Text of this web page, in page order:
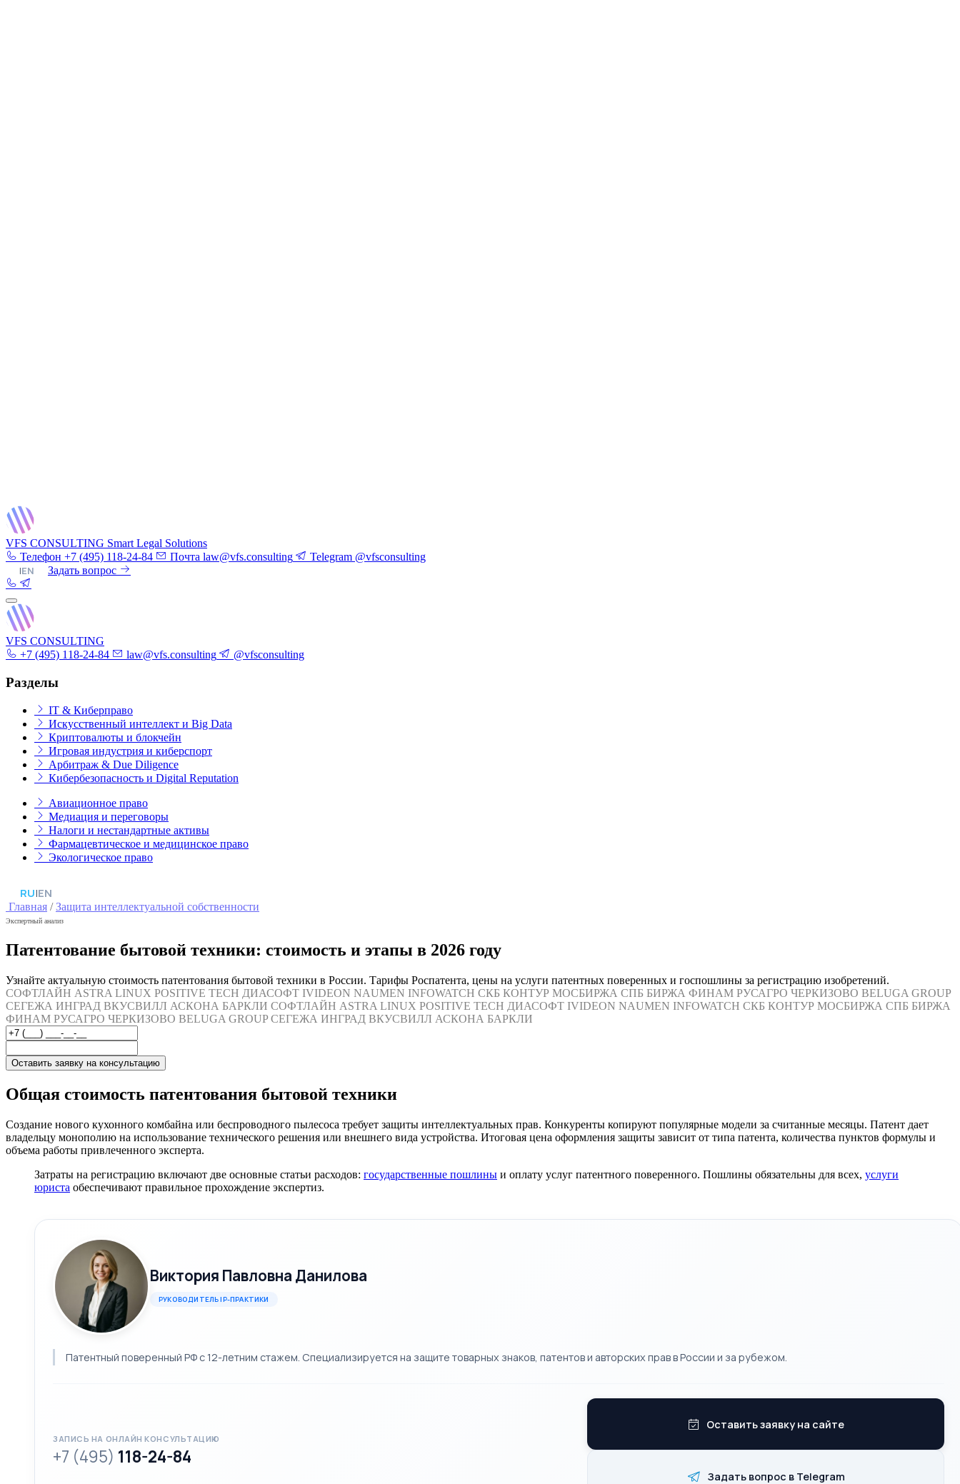
VFS CONSULTING Smart Legal Solutions
Телефон +7 (495) 118-24-84 Почта law@vfs.consulting Telegram @vfsconsulting
|EN Задать вопрос
VFS CONSULTING
+7 (495) 118-24-84
law@vfs.consulting @vfsconsulting
Разделы
IT & Киберправо
Искусственный интеллект и Big Data
Криптовалюты и блокчейн
Игровая индустрия и киберспорт
Арбитраж & Due Diligence
Кибербезопасность и Digital Reputation
Авиационное право
Медиация и переговоры
Налоги и нестандартные активы
Фармацевтическое и медицинское право
Экологическое право
RU|EN
Главная /Защита интеллектуальной собственности
Экспертный анализ
Патентование бытовой техники: стоимость и этапы в 2026 году
Узнайте актуальную стоимость патентования бытовой техники в России. Тарифы Роспатента, цены на услуги патентных поверенных и госпошлины за регистрацию изобретений.
СОФТЛАЙН ASTRA LINUX POSITIVE TECH ДИАСОФТ IVIDEON NAUMEN INFOWATCH СКБ КОНТУР МОСБИРЖА СПБ БИРЖА ФИНАМ РУСАГРО ЧЕРКИЗОВО BELUGA GROUP
СЕГЕЖА ИНГРАД ВКУСВИЛЛ АСКОНА БАРКЛИ СОФТЛАЙН ASTRA LINUX POSITIVE TECH ДИАСОФТ IVIDEON NAUMEN INFOWATCH СКБ КОНТУР МОСБИРЖА СПБ БИРЖА
ФИНАМ РУСАГРО ЧЕРКИЗОВО BELUGA GROUP СЕГЕЖА ИНГРАД ВКУСВИЛЛ АСКОНА БАРКЛИ
Оставить заявку на консультацию
Общая стоимость патентования бытовой техники
Создание нового кухонного комбайна или беспроводного пылесоса требует защиты интеллектуальных прав. Конкуренты копируют популярные модели за считанные месяцы. Патент дает
владельцу монополию на использование технического решения или внешнего вида устройства. Итоговая цена оформления защиты зависит от типа патента, количества пунктов формулы и
объема работы привлеченного эксперта.
Затраты на регистрацию включают две основные статьи расходов: государственные пошлины и оплату услуг патентного поверенного. Пошлины обязательны для всех, услуги
юриста обеспечивают правильное прохождение экспертиз.
Виктория Павловна Данилова
РУКОВОДИТЕЛЬ IP-ПРАКТИКИ
Патентный поверенный РФ с 12-летним стажем. Специализируется на защите товарных знаков, патентов и авторских прав в России и за рубежом.
ЗАПИСЬ НА ОНЛАЙН КОНСУЛЬТАЦИЮ
+7 (495) 118-24-84
Оставить заявку на сайте
Задать вопрос в Telegram